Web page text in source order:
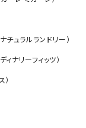
チュラルランドリー）
ナリーフィッツ）
）